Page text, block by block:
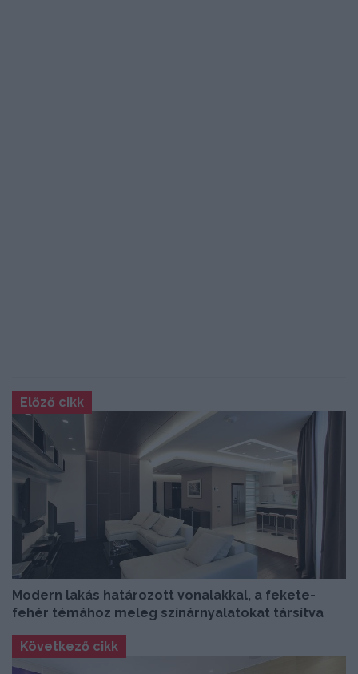
Előző cikk
Modern lakás határozott vonalakkal, a fekete-
fehér témához meleg színárnyalatokat társítva
Következő cikk